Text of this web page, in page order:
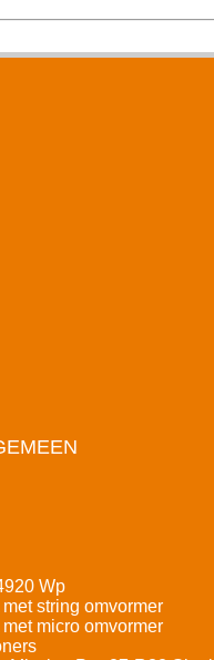
Wp
string omvormer
micro omvormer